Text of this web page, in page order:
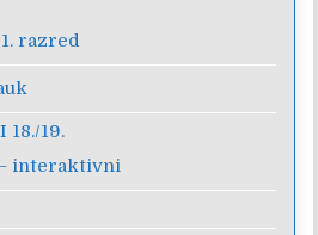
razred
18./19.
interaktivni